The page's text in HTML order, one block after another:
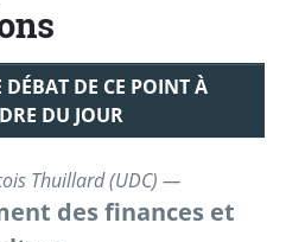
DE CE POINT À
DU JOUR
Thuillard (UDC) —
des finances et